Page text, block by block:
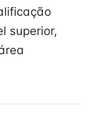
superior,